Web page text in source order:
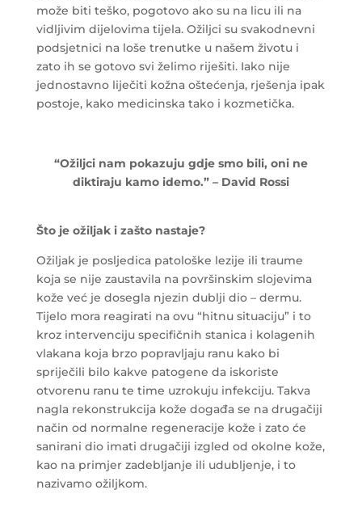
može biti teško, pogotovo ako su na licu ili na
vidljivim dijelovima tijela. Ožiljci su svakodnevni
podsjetnici na loše trenutke u našem životu i
zato ih se gotovo svi želimo riješiti. Iako nije
jednostavno liječiti kožna oštećenja, rješenja ipak
postoje, kako medicinska tako i kozmetička.
“Ožiljci nam pokazuju gdje smo bili, oni ne
diktiraju kamo idemo.” – David Rossi
Što je ožiljak i zašto nastaje?
Ožiljak je posljedica patološke lezije ili traume
koja se nije zaustavila na površinskim slojevima
kože već je dosegla njezin dublji dio – dermu.
Tijelo mora reagirati na ovu “hitnu situaciju” i to
kroz intervenciju specifičnih stanica i kolagenih
vlakana koja brzo popravljaju ranu kako bi
spriječili bilo kakve patogene da iskoriste
otvorenu ranu te time uzrokuju infekciju. Takva
nagla rekonstrukcija kože događa se na drugačiji
način od normalne regeneracije kože i zato će
sanirani dio imati drugačiji izgled od okolne kože,
kao na primjer zadebljanje ili udubljenje, i to
nazivamo ožiljkom.